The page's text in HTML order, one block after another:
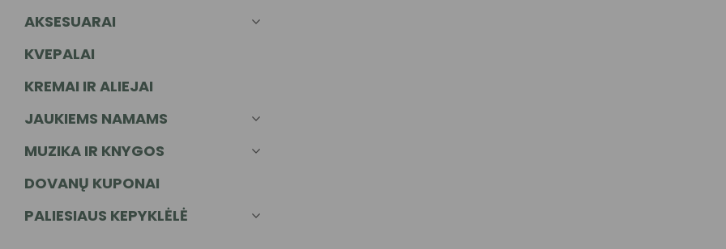
AKSESUARAI
KVEPALAI
KREMAI IR ALIEJAI
JAUKIEMS NAMAMS
MUZIKA IR KNYGOS
DOVANŲ KUPONAI
PALIESIAUS KEPYKLĖLĖ